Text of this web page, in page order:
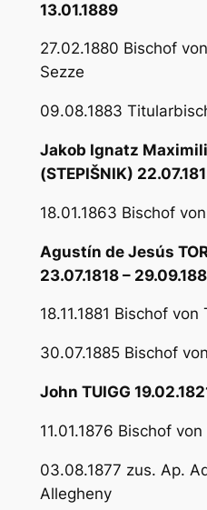
13.01.1889
27.02.1880 Bischof
Sezze
09.08.1883
Jakob Ignatz
(STEPIŠNIK)
18.01.1863 Bischof
Agustín de Jesús
23.07.1818 –
18.11.1881 Bischof von
30.07.1885 Bischof
John TUIGG
11.01.1876 Bischof
03.08.1877 zus. Ap.
Allegheny